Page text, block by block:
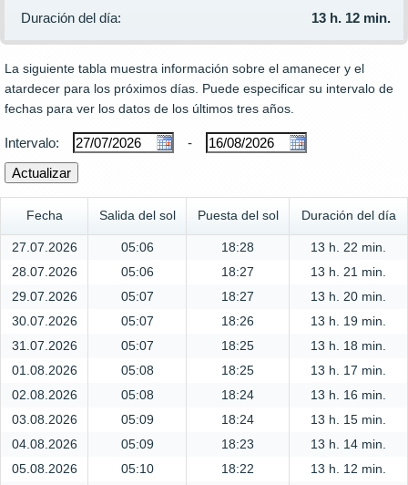
Duración del día: 13 h. 12 min.
La siguiente tabla muestra información sobre el amanecer y el
atardecer para los próximos días. Puede especificar su intervalo de
fechas para ver los datos de los últimos tres años.
Intervalo: -
Fecha Salida del sol Puesta del sol Duración del día
27.07.2026 05:06 18:28
13 h. 22 min.
28.07.2026
05:06 18:27
13 h. 21 min.
29.07.2026
05:07 18:27
13 h. 20 min.
30.07.2026
05:07 18:26
13 h. 19 min.
31.07.2026
05:07 18:25
13 h. 18 min.
01.08.2026
05:08 18:25
13 h. 17 min.
02.08.2026
05:08 18:24
13 h. 16 min.
03.08.2026
05:09 18:24
13 h. 15 min.
04.08.2026
05:09 18:23
13 h. 14 min.
05.08.2026
05:10 18:22
13 h. 12 min.